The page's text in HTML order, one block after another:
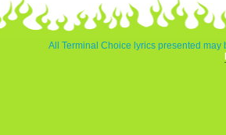
All Terminal Choice lyrics presented